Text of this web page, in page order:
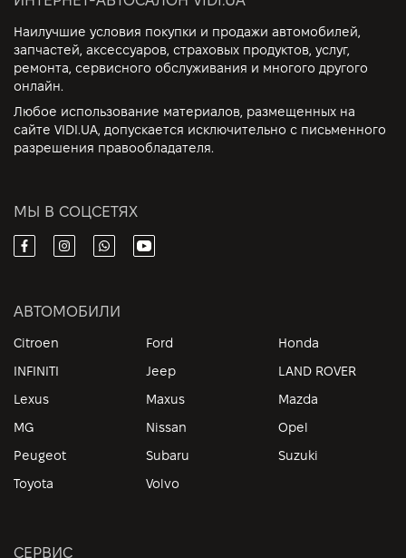
Наилучшие условия покупки и продажи автомобилей,
запчастей, аксессуаров, страховых продуктов, услуг,
ремонта, сервисного обслуживания и многого другого
онлайн.
Любое использование материалов, размещенных на
сайте VIDI.UA, допускается исключительно с письменного
разрешения правообладателя.
МЫ В СОЦСЕТЯХ
АВТОМОБИЛИ
Citroen Ford
Honda
INFINITI
Jeep
LAND ROVER
Lexus
Maxus
Mazda
MG
Nissan
Opel
Peugeot
Subaru
Suzuki
Toyota
Volvo
СЕРВИС